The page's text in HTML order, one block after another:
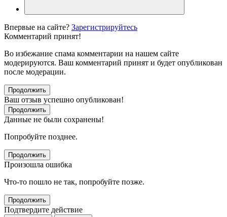
Впервые на сайте? Зарегистрируйтесь
Комментарий принят!
Во избежание спама комментарии на нашем сайте
модерируются. Ваш комментарий принят и будет опубликован
после модерации.
Продолжить
Ваш отзыв успешно опубликован!
Продолжить
Данные не были сохранены!
Попробуйте позднее.
Продолжить
Произошла ошибка
Что-то пошло не так, попробуйте позже.
Продолжить
Подтвердите действие